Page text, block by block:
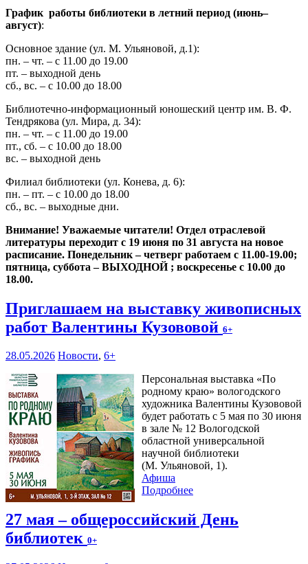
График работы библиотеки в летний период (июнь–
август):
Основное здание (ул. М. Ульяновой, д.1):
пн. – чт. – с 11.00 до 19.00
пт. – выходной день
сб., вс. – с 10.00 до 18.00
Библиотечно-информационный юношеский центр им. В. Ф.
Тендрякова (ул. Мира, д. 34):
пн. – чт. – с 11.00 до 19.00
пт., сб. – с 10.00 до 18.00
вс. – выходной день
Филиал библиотеки (ул. Конева, д. 6):
пн. – пт. – с 10.00 до 18.00
сб., вс. – выходные дни.
Внимание! Уважаемые читатели! Отдел отраслевой
литературы переходит с 19 июня по 31 августа на новое
расписание. Понедельник – четверг работаем с 11.00-19.00;
пятница, суббота – ВЫХОДНОЙ ; воскресенье с 10.00 до
18.00.
Приглашаем на выставку живописных
работ Валентины Кузововой 6+
28.05.2026 Новости, 6+
Персональная выставка «По
родному краю» вологодского
художника Валентины Кузововой
будет работать с 5 мая по 30 июня
в зале № 12 Вологодской
областной универсальной
научной библиотеки
(М. Ульяновой, 1).
Афиша
Подробнее
27 мая – общероссийский День
библиотек 0+